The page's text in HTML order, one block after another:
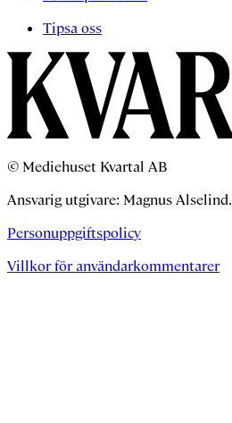
Tipsa oss
© Mediehuset Kvartal AB
Ansvarig utgivare: Magnus Alselind.
Personuppgiftspolicy
Villkor för användarkommentarer